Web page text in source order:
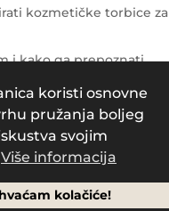
koristi osnovne
pružanja boljeg
svojim
Više informacija
kolačiće!
kozmetičke torbice za
i kako ga prepoznati
oko očiju